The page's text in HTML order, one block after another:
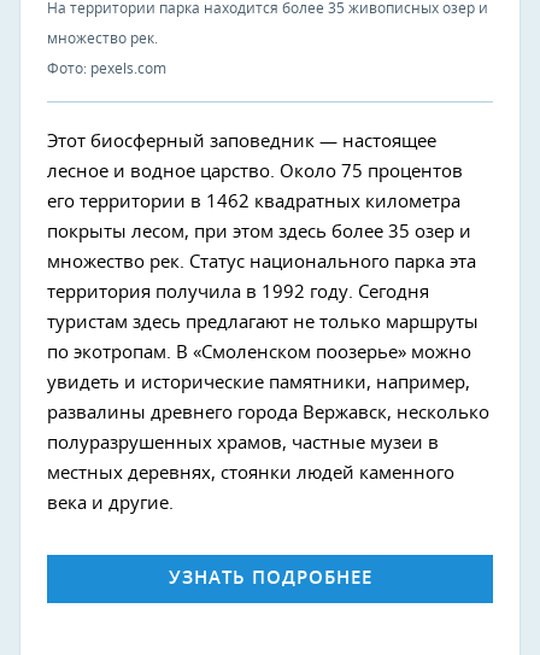
На территории парка находится более 35 живописных озер и
множество рек.
Фото: pexels.com
Этот биосферный заповедник — настоящее
лесное и водное царство. Около 75 процентов
его территории в 1462 квадратных километра
покрыты лесом, при этом здесь более 35 озер и
множество рек. Статус национального парка эта
территория получила в 1992 году. Сегодня
туристам здесь предлагают не только маршруты
по экотропам. В «Смоленском поозерье» можно
увидеть и исторические памятники, например,
развалины древнего города Вержавск, несколько
полуразрушенных храмов, частные музеи в
местных деревнях, стоянки людей каменного
века и другие.
УЗНАТЬ ПОДРОБНЕЕ